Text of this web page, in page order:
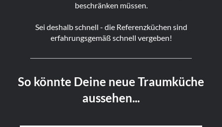
beschränken müssen.
Sei deshalb schnell - die Referenzküchen sind
erfahrungsgemäß schnell vergeben!
So könnte Deine neue Traumküche
aussehen...